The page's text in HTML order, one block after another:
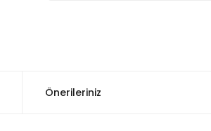
Önerileriniz